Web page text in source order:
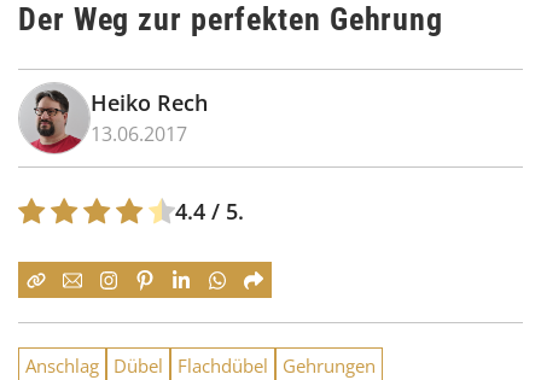
Der Weg zur perfekten Gehrung
Heiko Rech
13.06.2017
4.4 / 5.
Anschlag Dübel Flachdübel
Gehrungen